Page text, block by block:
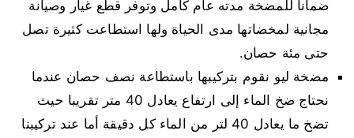
ضمانا للمضخة مدته عام كامل وتوفر قطع غيار وصيانة
مجانية لمخضاتها مدى الحياة ولها استطاعت كثيرة تصل
حتى مئة حصان.
مضخة ليو نقوم بتركيبها باستطاعة نصف حصان عندما
نحتاج ضخ الماء إلى ارتفاع يعادل 40 متر تقريبا حيث
تضخ ما يعادل 40 لتر من الماء كل دقيقة أما عند تركيبنا